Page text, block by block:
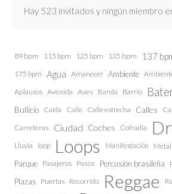
Hay 523 invitados y ningún miembro
89 bpm 115 bpm 125 bpm 135 bpm 137
175 bpm Agua Amanecer Ambiente
Aplausos Avenida Aves Banda Barrio
Bullicio Caida Calle Calle estrecha Calles
Carreteras Ciudad Coches Cofradía
Lluvia loop Loops Manifestación Metal
Parque Pasajeros Pasos Percusión brasileña
Plazas Puertas Recorrido Reggae